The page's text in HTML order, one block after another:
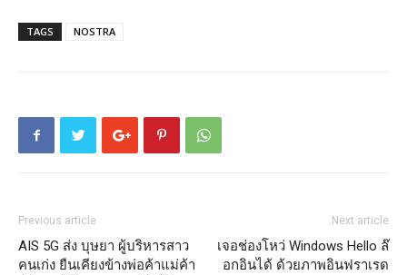
TAGS NOSTRA
Previous article
AIS 5G ส่ง บุษยา ผู้บริหารสาว
คนเก่ง ยืนเคียงข้างพ่อค้าแม่ค้า
Next article
เจอช่องโหว่ Windows Hello ล๊
อกอินได้ ด้วยภาพอินฟราเรด